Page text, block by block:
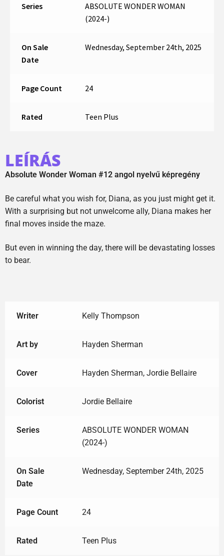
Series
ABSOLUTE WONDER WOMAN
(2024-)
On Sale
Date
Wednesday, September 24th, 2025
Page Count 24
Rated Teen Plus
LEÍRÁS
Absolute Wonder Woman #12 angol nyelvű képregény
Be careful what you wish for, Diana, as you just might get it.
With a surprising but not unwelcome ally, Diana makes her
final moves inside the maze.
But even in winning the day, there will be devastating losses
to bear.
Writer Kelly Thompson
Art by Hayden Sherman
Cover Hayden Sherman, Jordie Bellaire
Colorist Jordie Bellaire
Series
ABSOLUTE WONDER WOMAN
(2024-)
On Sale
Date
Wednesday, September 24th, 2025
Page Count 24
Rated Teen Plus